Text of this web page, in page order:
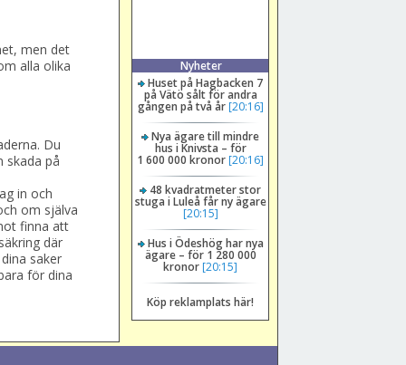
men det
alla olika
Du
skada på
in och
om själva
finna att
där
saker
för dina
Nyheter
Huset på Hagbacken 7
på Vätö sålt för andra
gången på två år [20:16]
Nya ägare till mindre
hus i Knivsta – för
1 600 000 kronor [20:16]
48 kvadratmeter stor
stuga i Luleå får ny ägare
[20:15]
Hus i Ödeshög har nya
ägare – för 1 280 000
kronor [20:15]
Köp reklamplats här!